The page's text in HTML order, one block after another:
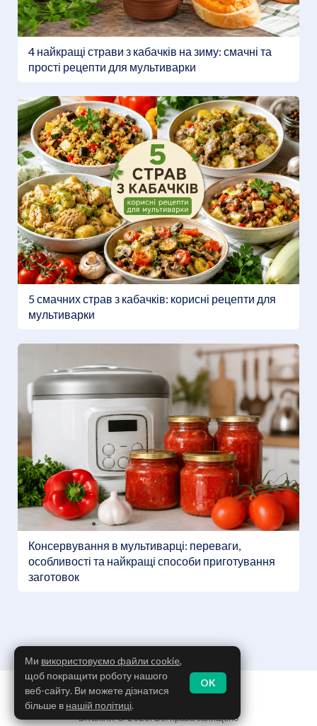
4 найкращі страви з кабачків на зиму: смачні та
прості рецепти для мультиварки
5 смачних страв з кабачків: корисні рецепти для
мультиварки
Консервування в мультиварці: переваги,
особливості та найкращі способи приготування
заготовок
Політика конфіденційності
Використання Cookies
Вітахілл © 2026. Всі права захищено
Ми використовуємо файли cookie,
щоб покращити роботу нашого
веб-сайту. Ви можете дізнатися
більше в нашій політиці.
OK